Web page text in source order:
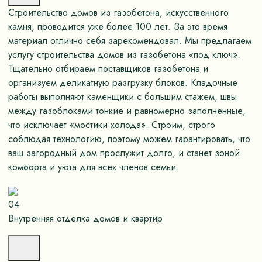
Строительство домов из газобетона, искусственного
камня, проводится уже более 100 лет. За это время
материал отлично себя зарекомендовал. Мы предлагаем
услугу строительства домов из газобетона «под ключ».
Тщательно отбираем поставщиков газобетона и
организуем деликатную разгрузку блоков. Кладочные
работы выполняют каменщики с большим стажем, швы
между газоблоками тонкие и равномерно заполненные,
что исключает «мостики холода». Строим, строго
соблюдая технологию, поэтому можем гарантировать, что
ваш загородный дом прослужит долго, и станет зоной
комфорта и уюта для всех членов семьи.
04
Внутренняя отделка домов и квартир